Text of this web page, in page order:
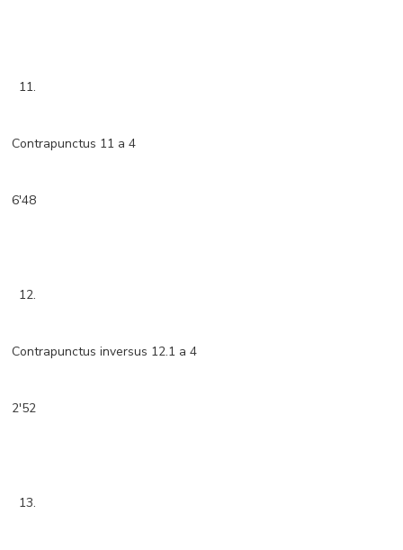
11.
Contrapunctus 11 a 4
6'48
12.
Contrapunctus inversus 12.1 a 4
2'52
13.